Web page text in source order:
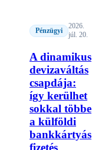
Pénzügyi
2026.
júl. 20.
A dinamikus
devizaváltás
csapdája:
így kerülhet
sokkal többe
a külföldi
bankkártyás
fizetés